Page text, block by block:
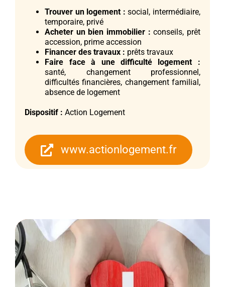
Trouver un logement : social, intermédiaire,
temporaire, privé
Acheter un bien immobilier : conseils, prêt
accession, prime accession
Financer des travaux : prêts travaux
Faire face à une difficulté logement :
santé, changement professionnel,
difficultés financières, changement familial,
absence de logement
Dispositif : Action Logement
www.actionlogement.fr